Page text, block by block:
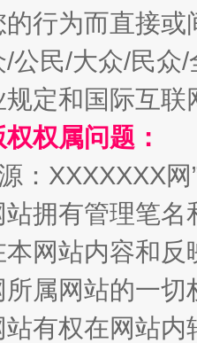
你上场
开幕 规模
行为而直接
/公民/大众/民
定和国际互
权属问题：
：XXXXXXX
拥有管理笔
本网站内容和
属网站的一
有权在网站